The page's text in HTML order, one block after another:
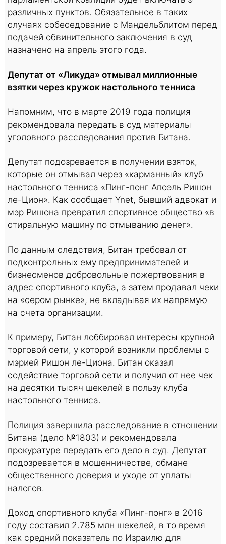
различных пунктов. Обязательное в таких
случаях собеседование с Мандельблитом перед
подачей обвинительного заключения в суд
назначено на апрель этого года.
Депутат от «Ликуда» отмывал миллионные
взятки через кружок настольного тенниса
Напомним, что в марте 2019 года полиция
рекомендовала передать в суд материалы
уголовного расследования против Битана.
Депутат подозревается в получении взяток,
которые он отмывал через «карманный» клуб
настольного тенниса «Пинг-понг Апоэль Ришон
ле-Цион». Как сообщает Ynet, бывший адвокат и
мэр Ришона превратил спортивное общество «в
стиральную машину по отмыванию денег».
По данным следствия, Битан требовал от
подконтрольных ему предпринимателей и
бизнесменов добровольные пожертвования в
адрес спортивного клуба, а затем продавал чеки
на «сером рынке», не вкладывая их напрямую
на счета организации.
К примеру, Битан лоббировал интересы крупной
торговой сети, у которой возникли проблемы с
мэрией Ришон ле-Циона. Битан оказал
содействие торговой сети и получил от нее чек
на десятки тысяч шекелей в пользу клуба
настольного тенниса.
Полиция завершила расследование в отношении
Битана (дело №1803) и рекомендовала
прокуратуре передать его дело в суд. Депутат
подозревается в мошенничестве, обмане
общественного доверия и уходе от уплаты
налогов.
Доход спортивного клуба «Пинг-понг» в 2016
году составил 2.785 млн шекелей, в то время
как средний показатель по Израилю для